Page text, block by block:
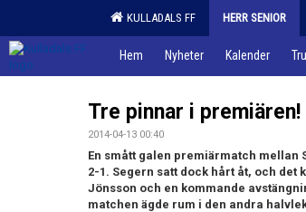
KULLADALS FF HERR SENIOR
Hem Nyheter Kalender
Tre pinnar i premiären!
2014-04-13 00:40
En smått galen premiärmatch
2-1. Segern satt dock hårt åt, och det
Jönsson och en kommande
matchen ägde rum i den andra